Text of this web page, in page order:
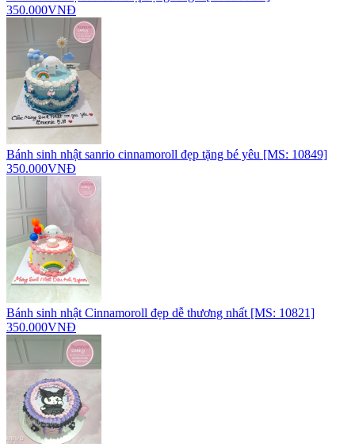
350.000VNĐ
Bánh sinh nhật sanrio cinnamoroll đẹp tặng bé yêu [MS: 10849]
350.000VNĐ
Bánh sinh nhật Cinnamoroll đẹp dễ thương nhất [MS: 10821]
350.000VNĐ